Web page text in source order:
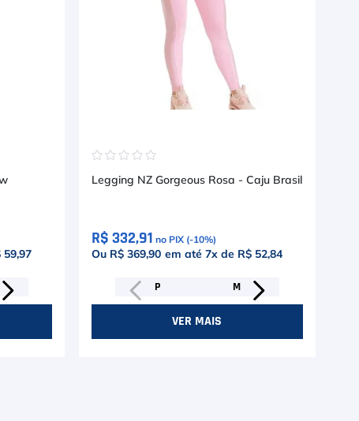
59,97
☆☆☆☆☆
Legging NZ Gorgeous Rosa - Caju Brasil
R$ 332,91 no PIX (-10%)
Ou R$ 369,90 em até 7x de R$ 52,84
P M
VER MAIS